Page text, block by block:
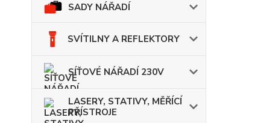
SADY NÁŘADÍ
SVÍTILNY A REFLEKTORY
SÍŤOVÉ NÁŘADÍ 230V
LASERY, STATIVY, MĚŘÍCÍ
PŘÍSTROJE